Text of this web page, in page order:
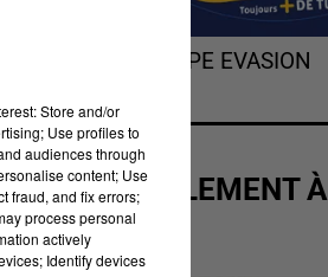
L'HOROSCOPE EVASION
ACTUELLEMENT À
GAGNER
Store and/or
Use profiles to
audiences through
content; Use
fraud, and fix errors;
process personal
actively
Identify devices